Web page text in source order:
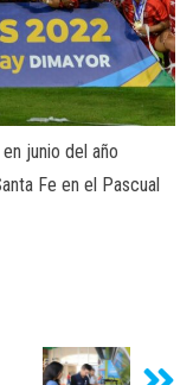
junio del año
Fe en el Pascual